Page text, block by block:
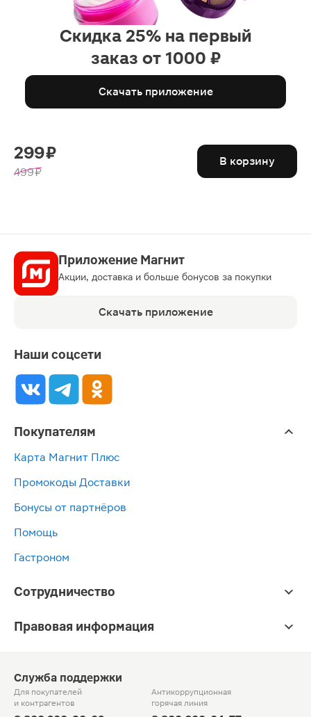
Скидка 25% на первый
заказ от 1000 ₽
Скачать приложение
299 ₽
499 ₽
В корзину
Приложение Магнит
Акции, доставка и больше бонусов за покупки
Скачать приложение
Наши соцсети
Покупателям
Карта Магнит Плюс
Промокоды Доставки
Бонусы от партнёров
Помощь
Гастроном
Сотрудничество
Правовая информация
Служба поддержки
Для покупателей
и контрагентов
Антикоррупционная
горячая линия